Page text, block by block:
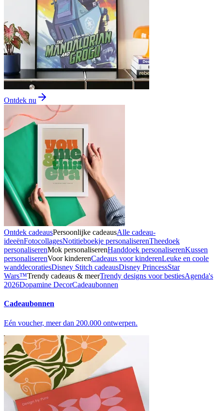
Ontdek nu
Ontdek cadeausPersoonlijke cadeausAlle cadeau-
ideeënFotocollagesNotitieboekje personaliserenTheedoek
personaliserenMok personaliserenHanddoek personaliserenKussen
personaliserenVoor kinderenCadeaus voor kinderenLeuke en coole
wanddecoratiesDisney Stitch cadeausDisney PrincessStar
Wars™Trendy cadeaus & meerTrendy designs voor bestiesAgenda's
2026Dopamine DecorCadeaubonnen
Cadeaubonnen
Eén voucher, meer dan 200.000 ontwerpen.